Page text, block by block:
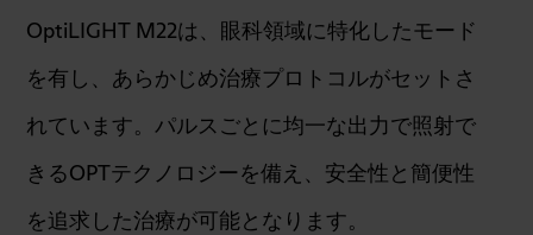
OptiLIGHT M22は、眼科領域に特化したモード
を有し、あらかじめ治療プロトコルがセットさ
れています。パルスごとに均一な出力で照射で
きるOPTテクノロジーを備え、安全性と簡便性
を追求した治療が可能となります。